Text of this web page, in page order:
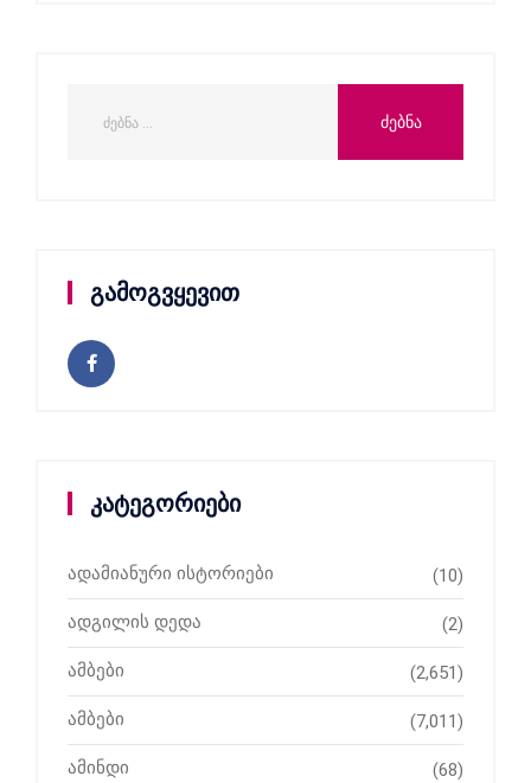
გამოგვყევით
კატეგორიები
ადამიანური ისტორიები (10)
ადგილის დედა (2)
ამბები (2,651)
ამბები (7,011)
ამინდი (68)